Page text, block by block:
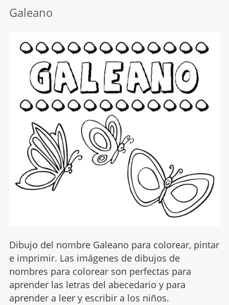
Galeano
Dibujo del nombre Galeano para colorear, pintar
e imprimir. Las imágenes de dibujos de
nombres para colorear son perfectas para
aprender las letras del abecedario y para
aprender a leer y escribir a los niños.